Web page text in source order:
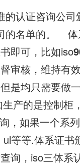
认证咨询公司
的名单的。
即可，比如iso
审核，维持有
是均只需要做
产的是控制柜
，如果一个系
等等.体系证书
询，iso三体系